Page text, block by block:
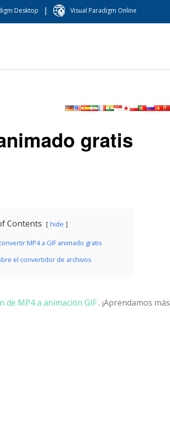
Desktop | Visual Paradigm Online
gratis
Contents hide
MP4 a GIF animado gratis
el convertidor de archivos
de MP4 a animación GIF. ¡Aprendamos más